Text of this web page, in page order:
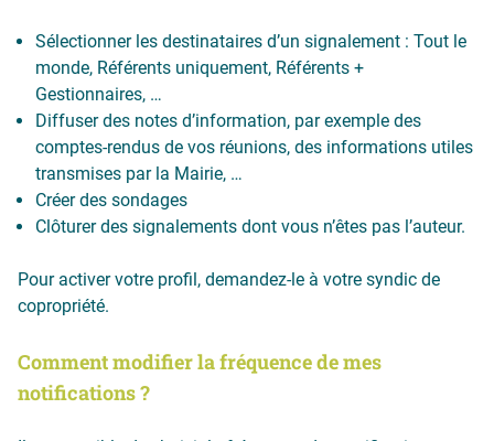
Sélectionner les destinataires d’un signalement : Tout le
monde, Référents uniquement, Référents +
Gestionnaires, …
Diffuser des notes d’information, par exemple des
comptes-rendus de vos réunions, des informations utiles
transmises par la Mairie, …
Créer des sondages
Clôturer des signalements dont vous n’êtes pas l’auteur.
Pour activer votre profil, demandez-le à votre syndic de
copropriété.
Comment modifier la fréquence de mes
notifications ?